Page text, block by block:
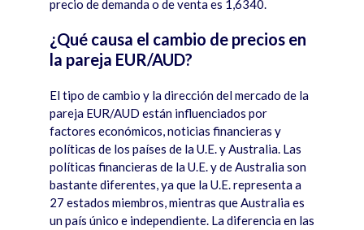
precio de demanda o de venta es 1,6340.
¿Qué causa el cambio de precios en
la pareja EUR/AUD?
El tipo de cambio y la dirección del mercado de la
pareja EUR/AUD están influenciados por
factores económicos, noticias financieras y
políticas de los países de la U.E. y Australia. Las
políticas financieras de la U.E. y de Australia son
bastante diferentes, ya que la U.E. representa a
27 estados miembros, mientras que Australia es
un país único e independiente. La diferencia en las